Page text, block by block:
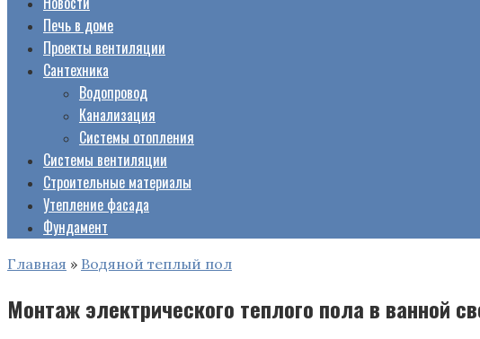
Печь в доме
Проекты вентиляции
Сантехника
Водопровод
Канализация
Системы отопления
Системы вентиляции
Строительные материалы
Утепление фасада
Фундамент
Главная » Водяной теплый пол
Монтаж электрического теплого пола в ванной